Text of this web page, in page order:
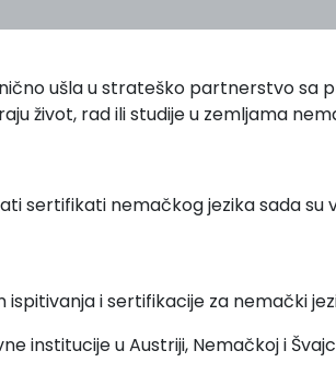
ušla u strateško partnerstvo sa
život, rad ili studije u zemljama
sertifikati nemačkog jezika sada su
i sertifikacije za nemački
institucije u Austriji, Nemačkoj i